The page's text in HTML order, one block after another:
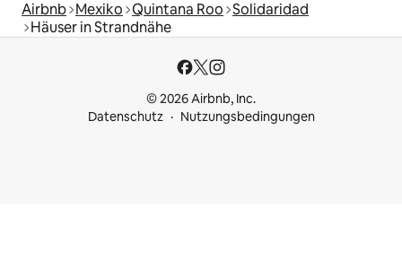
Airbnb Mexiko Quintana Roo Solidaridad
Häuser in Strandnähe
© 2026 Airbnb, Inc.
Datenschutz
Nutzungsbedingungen